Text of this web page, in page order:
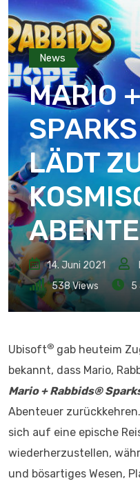
News
MARIO
LÄDT
14. Juni 2021
538Views 5
Ubisoft® gab heuteim
bekannt, dass Mario,
Mario + Rabbids®
Abenteuer
sich auf eine epische
wiederherzustellen,
und bösartiges Wesen,